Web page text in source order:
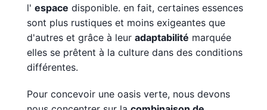
l' espace disponible. en fait, certaines essences
sont plus rustiques et moins exigeantes que
d'autres et grâce à leur adaptabilité marquée
elles se prêtent à la culture dans des conditions
différentes.
Pour concevoir une oasis verte, nous devons